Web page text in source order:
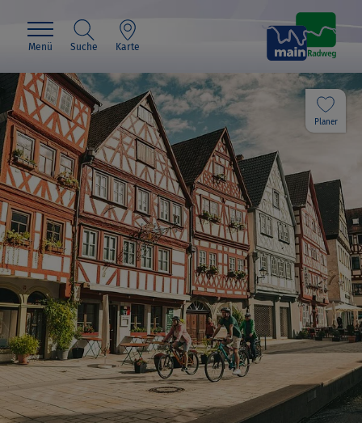
Menü Suche Karte
Planer